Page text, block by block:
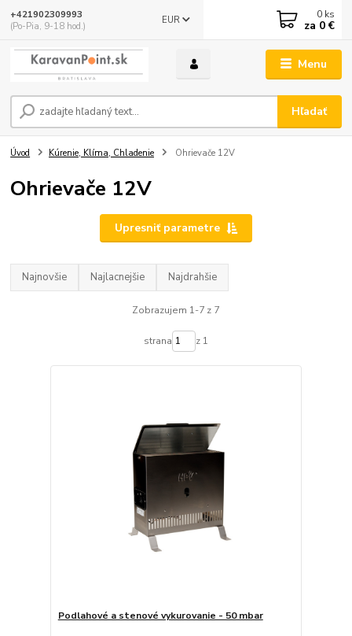
Menu
EUR
Hľadať
+421902309993
(Po-Pia, 9-18 hod.)
0 ks
za 0 €
Úvod Kúrenie, Klíma, Chladenie Ohrievače 12V
Ohrievače 12V
Upresniť parametre
Najnovšie Najlacnejšie Najdrahšie
Zobrazujem 1-7 z 7
strana z 1
Podlahové a stenové vykurovanie - 50 mbar